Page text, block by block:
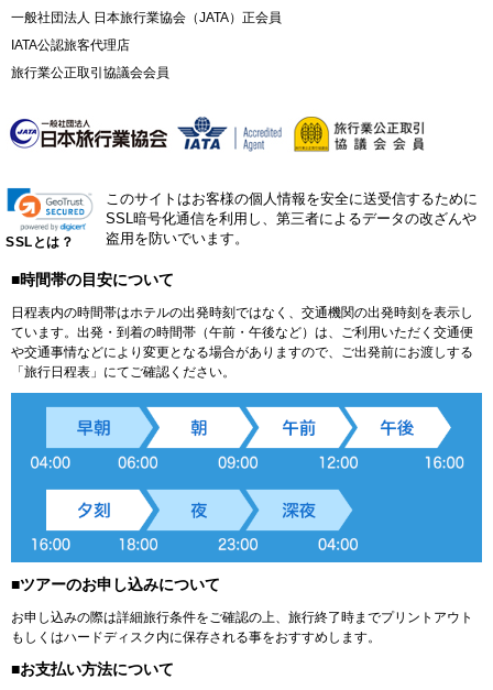
一般社団法人 日本旅行業協会（JATA）正会員
IATA公認旅客代理店
旅行業公正取引協議会会員
SSLとは？
このサイトはお客様の個人情報を安全に送受信するために
SSL暗号化通信を利用し、第三者によるデータの改ざんや
盗用を防いでいます。
■時間帯の目安について
日程表内の時間帯はホテルの出発時刻ではなく、交通機関の出発時刻を表示し
ています。出発・到着の時間帯（午前・午後など）は、ご利用いただく交通便
や交通事情などにより変更となる場合がありますので、ご出発前にお渡しする
「旅行日程表」にてご確認ください。
■ツアーのお申し込みについて
お申し込みの際は詳細旅行条件をご確認の上、旅行終了時までプリントアウト
もしくはハードディスク内に保存される事をおすすめします。
■お支払い方法について